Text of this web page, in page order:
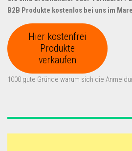
B2B Produkte kostenlos bei uns im
Hier kostenfrei
Produkte
verkaufen
1000 gute Gründe warum sich die